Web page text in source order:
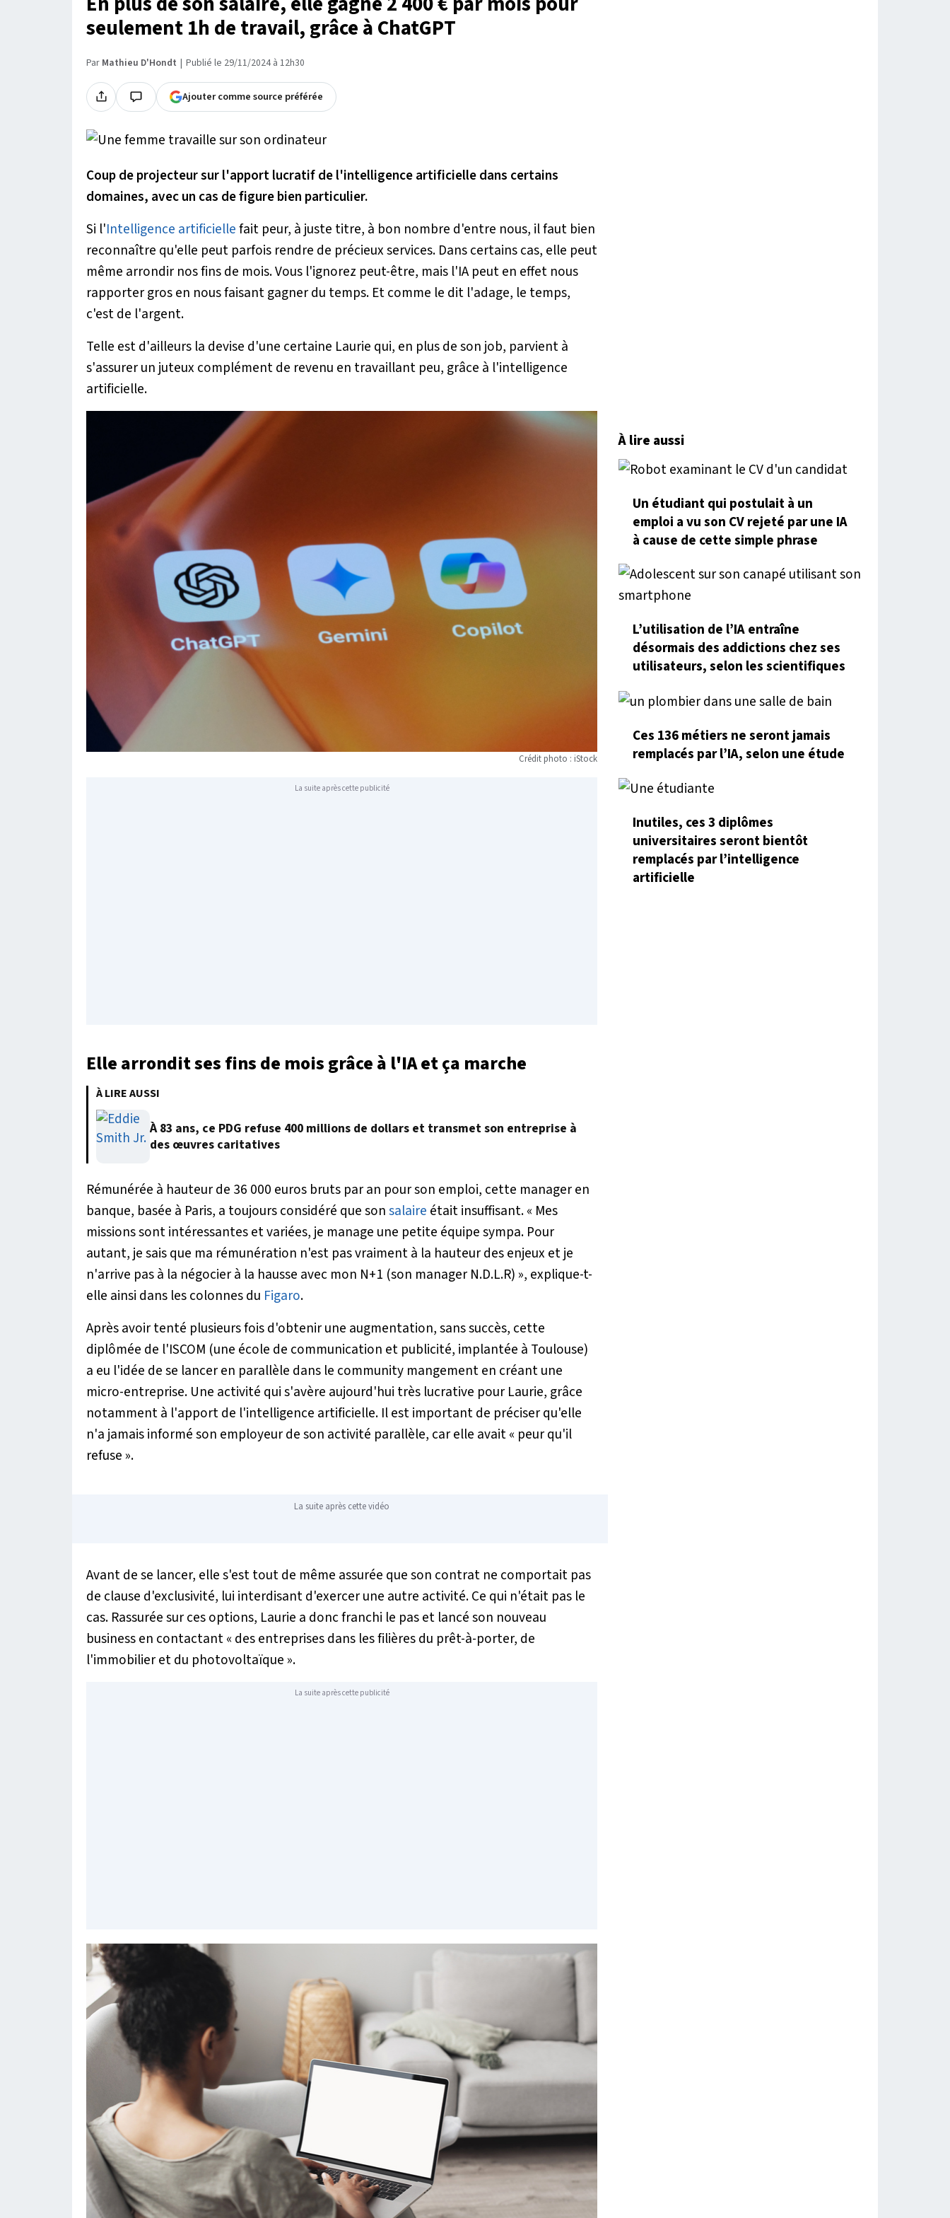
seulement 1h de travail, grâce à ChatGPT
Par Mathieu D'Hondt Publié le 29/11/2024 à 12h30
Ajouter comme source préférée
Coup de projecteur sur l'apport lucratif de l'intelligence artificielle dans certains
domaines, avec un cas de figure bien particulier.
Si l'Intelligence artificiellefait peur, à juste titre, à bon nombre d'entre nous, il faut bien
reconnaître qu'elle peut parfois rendre de précieux services. Dans certains cas, elle peut
même arrondir nos fins de mois. Vous l'ignorez peut-être, mais l'IA peut en effet nous
rapporter gros en nous faisant gagner du temps. Et comme le dit l'adage, le temps,
c'est de l'argent.
Telle est d'ailleurs la devise d'une certaine Laurie qui, en plus de son job, parvient à
s'assurer un juteux complément de revenu en travaillant peu, grâce à l'intelligence
artificielle.
Crédit photo : iStock
La suite après cette publicité
Elle arrondit ses fins de mois grâce à l'IA et ça marche
À LIRE AUSSI
À 83 ans, ce PDG refuse 400 millions de dollars et transmet son entreprise à
des œuvres caritatives
Rémunérée à hauteur de 36 000 euros bruts par an pour son emploi, cette manager en
banque, basée à Paris, a toujours considéré que sonsalaire était insuffisant. « Mes
missions sont intéressantes et variées, je manage une petite équipe sympa. Pour
autant, je sais que ma rémunération n'est pas vraiment à la hauteur des enjeux et je
n'arrive pas à la négocier à la hausse avec mon N+1 (son manager N.D.L.R) », explique-t-
elle ainsi dans les colonnes du Figaro.
Après avoir tenté plusieurs fois d'obtenir une augmentation, sans succès, cette
diplômée de l'ISCOM (une école de communication et publicité, implantée à Toulouse)
a eu l'idée de se lancer en parallèle dans le community mangement en créant une
micro-entreprise. Une activité qui s'avère aujourd'hui très lucrative pour Laurie, grâce
notamment à l'apport de l'intelligence artificielle. Il est important de préciser qu'elle
n'a jamais informé son employeur de son activité parallèle, car elle avait « peur qu'il
refuse ».
La suite après cette vidéo
Avant de se lancer, elle s'est tout de même assurée que son contrat ne comportait pas
de clause d'exclusivité, lui interdisant d'exercer une autre activité. Ce qui n'était pas le
cas. Rassurée sur ces options, Laurie a donc franchi le pas et lancé son nouveau
business en contactant « des entreprises dans les filières du prêt-à-porter, de
l'immobilier et du photovoltaïque ».
La suite après cette publicité
À lire aussi
Un étudiant qui postulait à un
emploi a vu son CV rejeté par une IA
à cause de cette simple phrase
L’utilisation de l’IA entraîne
désormais des addictions chez ses
utilisateurs, selon les scientifiques
Ces 136 métiers ne seront jamais
remplacés par l’IA, selon une étude
Inutiles, ces 3 diplômes
universitaires seront bientôt
remplacés par l’intelligence
artificielle